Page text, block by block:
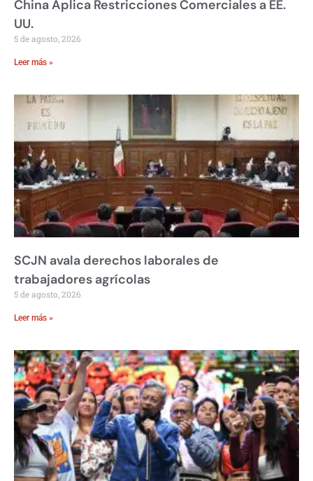
China Aplica Restricciones Comerciales a EE.
UU.
5 de agosto, 2026
Leer más »
SCJN avala derechos laborales de
trabajadores agrícolas
5 de agosto, 2026
Leer más »